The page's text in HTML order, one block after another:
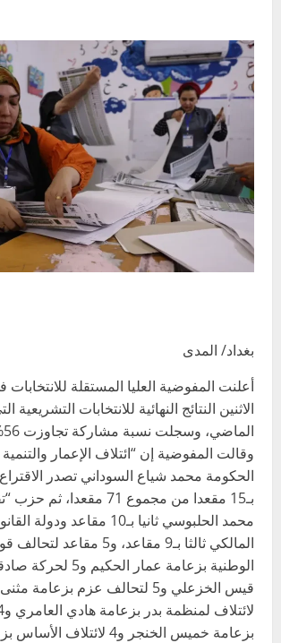
بغداد/ المدى
أعلنت المفوضية العليا المستقلة للانتخابات
الاثنين النتائج النهائية للانتخابات التشريعية
الماضي، وسجلت نسبة مشاركة تجاوزت 56% من الناخبين.
وقالت المفوضية إن “ائتلاف الإعمار
الحكومة محمد شياع السوداني تصدر
بـ15 مقعدا من مجموع 71
محمد الحلبوسي ثانيا بـ10
المالكي ثالثا بـ9 مقاعد، و5
الوطنية بزعامة عمار
بزعامة خميس الخنجر و4